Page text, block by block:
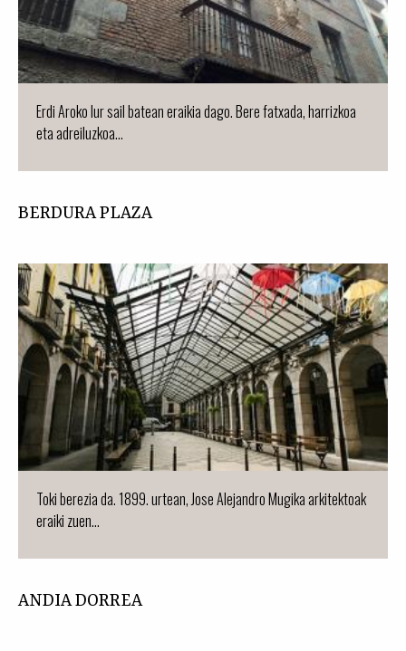
Erdi Aroko lur sail batean eraikia dago. Bere fatxada, harrizkoa
eta adreiluzkoa...
BERDURA PLAZA
Toki berezia da. 1899. urtean, Jose Alejandro Mugika arkitektoak
eraiki zuen...
ANDIA DORREA